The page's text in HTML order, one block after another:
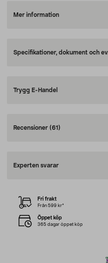
Mer information
Specifikationer, dokument och
Trygg E-Handel
Recensioner (61)
Experten svarar
Fri frakt
Från 599 kr*
Öppet köp
365 dagar öppet köp